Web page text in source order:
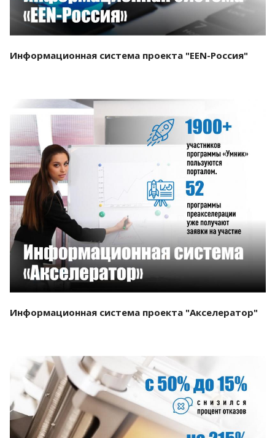
Информационная система проекта "EEN-Россия"
Смотреть проект
Информационная система проекта "Акселератор"